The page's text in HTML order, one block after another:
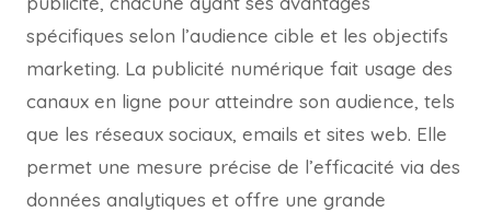
spécifiques selon l’audience cible et les objectifs
marketing. La publicité numérique fait usage des
canaux en ligne pour atteindre son audience, tels
que les réseaux sociaux, emails et sites web. Elle
permet une mesure précise de l’efficacité via des
données analytiques et offre une grande